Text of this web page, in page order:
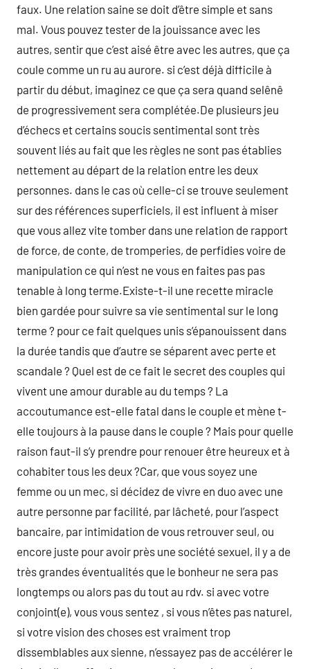
faux. Une relation saine se doit d’être simple et sans
mal. Vous pouvez tester de la jouissance avec les
autres, sentir que c’est aisé être avec les autres, que ça
coule comme un ru au aurore. si c’est déjà difficile à
partir du début, imaginez ce que ça sera quand selênê
de progressivement sera complétée.De plusieurs jeu
d’échecs et certains soucis sentimental sont très
souvent liés au fait que les règles ne sont pas établies
nettement au départ de la relation entre les deux
personnes. dans le cas où celle-ci se trouve seulement
sur des références superficiels, il est influent à miser
que vous allez vite tomber dans une relation de rapport
de force, de conte, de tromperies, de perfidies voire de
manipulation ce qui n’est ne vous en faites pas pas
tenable à long terme.Existe-t-il une recette miracle
bien gardée pour suivre sa vie sentimental sur le long
terme ? pour ce fait quelques unis s’épanouissent dans
la durée tandis que d’autre se séparent avec perte et
scandale ? Quel est de ce fait le secret des couples qui
vivent une amour durable au du temps ? La
accoutumance est-elle fatal dans le couple et mène t-
elle toujours à la pause dans le couple ? Mais pour quelle
raison faut-il s’y prendre pour renouer être heureux et à
cohabiter tous les deux ?Car, que vous soyez une
femme ou un mec, si décidez de vivre en duo avec une
autre personne par facilité, par lâcheté, pour l’aspect
bancaire, par intimidation de vous retrouver seul, ou
encore juste pour avoir près une société sexuel, il y a de
très grandes éventualités que le bonheur ne sera pas
longtemps ou alors pas du tout au rdv. si avec votre
conjoint(e), vous vous sentez , si vous n’êtes pas naturel,
si votre vision des choses est vraiment trop
dissemblables aux sienne, n’essayez pas de accélérer le